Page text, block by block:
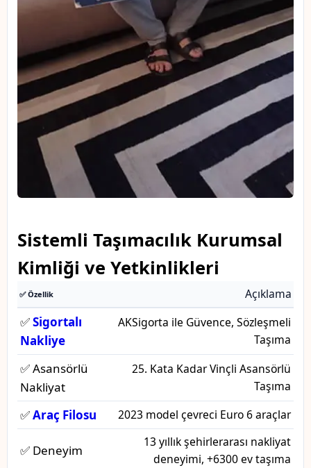
Sistemli Taşımacılık Kurumsal
Kimliği ve Yetkinlikleri
✅ Özellik Açıklama
✅Sigortalı
Nakliye
AKSigorta ile Güvence, Sözleşmeli
Taşıma
✅ Asansörlü
Nakliyat
25. Kata Kadar Vinçli Asansörlü
Taşıma
✅Araç Filosu 2023 model çevreci Euro 6 araçlar
✅ Deneyim
13 yıllık şehirlerarası nakliyat
deneyimi, +6300 ev taşıma